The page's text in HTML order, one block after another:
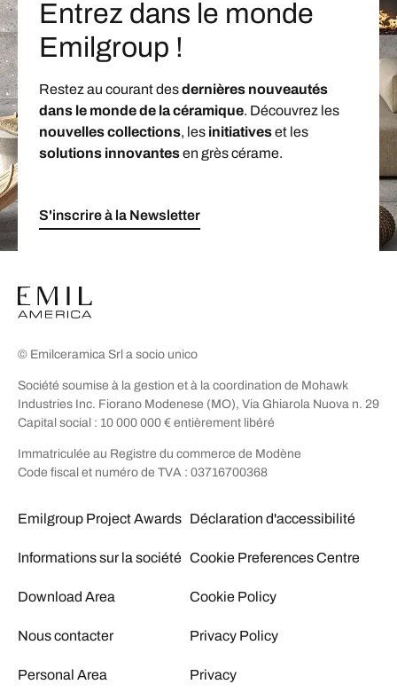
Entrez dans le monde
Emilgroup !
Restez au courant desdernières nouveautés
dans le monde de la céramique. Découvrez les
nouvelles collections, les initiativeset les
solutions innovantesen grès cérame.
S'inscrire à la Newsletter
© Emilceramica Srl a socio unico
Société soumise à la gestion et à la coordination de Mohawk
Industries Inc. Fiorano Modenese (MO), Via Ghiarola Nuova n. 29
Capital social : 10 000 000 € entièrement libéré
Immatriculée au Registre du commerce de Modène
Code fiscal et numéro de TVA : 03716700368
Emilgroup Project Awards
Informations sur la société
Download Area
Nous contacter
Personal Area
Déclaration d'accessibilité
Cookie Preferences Centre
Cookie Policy
Privacy Policy
Privacy